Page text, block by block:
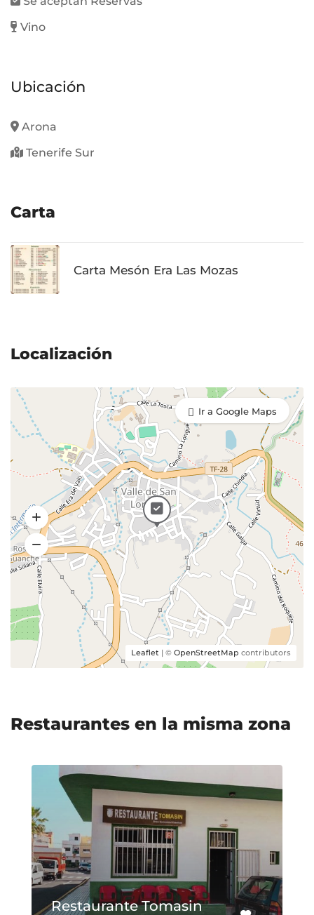
Vino
Ubicación
Arona
Tenerife Sur
Carta
Carta Mesón Era Las Mozas
Localización
Leaflet | © OpenStreetMap contributors
Ir a Google Maps
Restaurantes en la misma zona
Tomasin
Mesón La